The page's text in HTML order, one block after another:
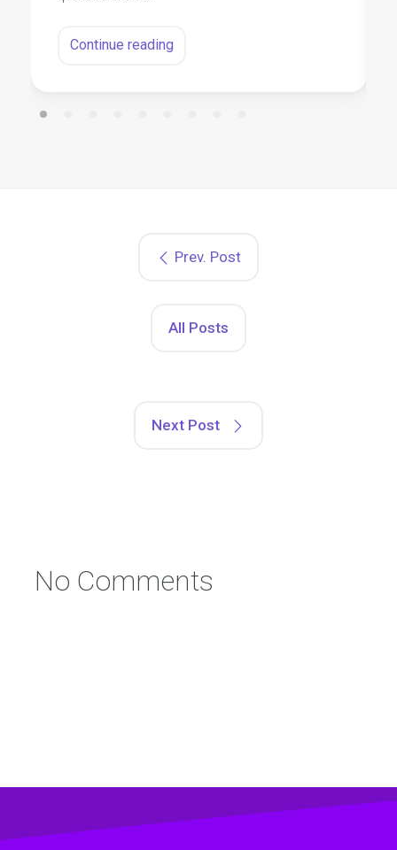
Continue reading
Prev. Post
All Posts
Next Post
No Comments